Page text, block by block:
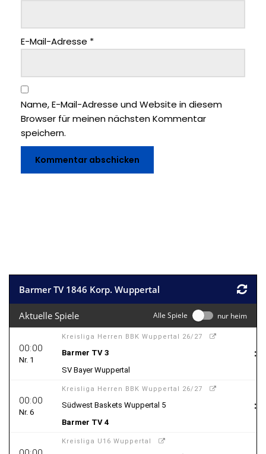
E-Mail-Adresse *
Name, E-Mail-Adresse und Website in diesem
Browser für meinen nächsten Kommentar
speichern.